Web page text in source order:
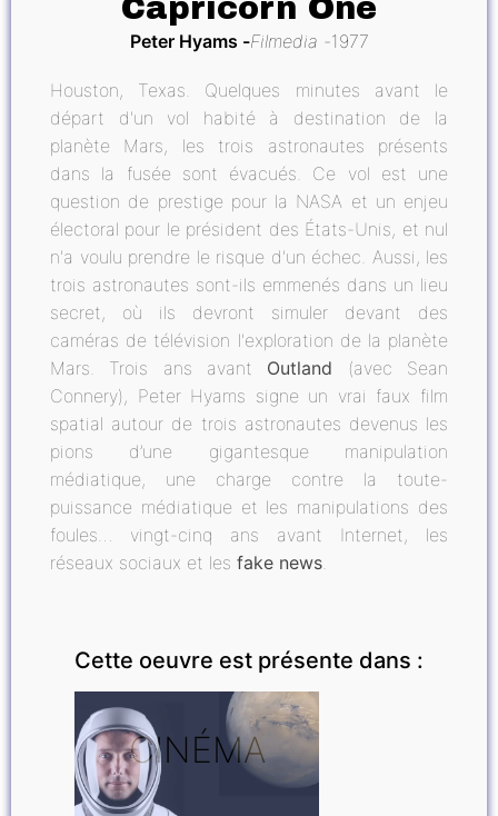
Capricorn One
Peter Hyams Filmedia 1977
Houston, Texas. Quelques minutes avant le
départ d'un vol habité à destination de la
planète Mars, les trois astronautes présents
dans la fusée sont évacués. Ce vol est une
question de prestige pour la NASA et un enjeu
électoral pour le président des États-Unis, et nul
n'a voulu prendre le risque d'un échec. Aussi, les
trois astronautes sont-ils emmenés dans un lieu
secret, où ils devront simuler devant des
caméras de télévision l'exploration de la planète
Mars. Trois ans avant Outland
(avec Sean
Connery), Peter Hyams signe un vrai faux film
spatial autour de trois astronautes devenus les
pions d’une gigantesque manipulation
médiatique, une charge contre la toute-
puissance médiatique et les manipulations des
foules… vingt-cinq ans avant Internet, les
réseaux sociaux et les fake news
Cette oeuvre est présente dans :
CINÉMA